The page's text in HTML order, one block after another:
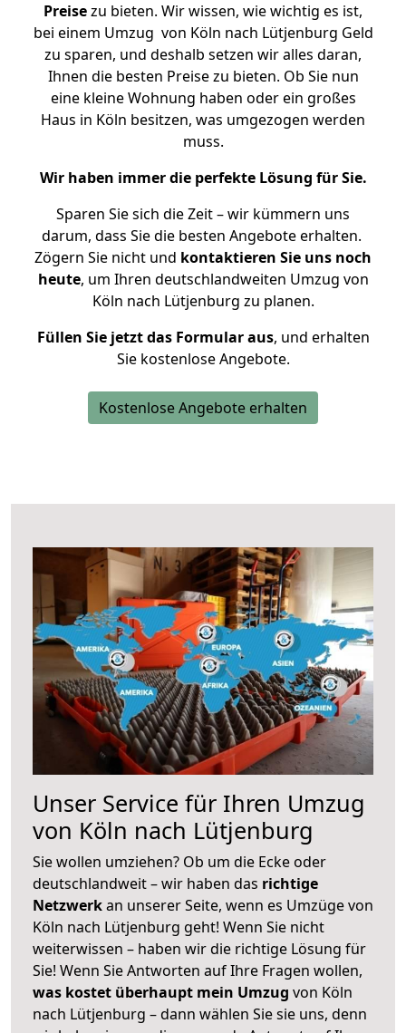
Preisezu bieten. Wir wissen, wie wichtig es ist,
bei einem Umzug von Köln nach Lütjenburg Geld
zu sparen, und deshalb setzen wir alles daran,
Ihnen die besten Preise zu bieten. Ob Sie nun
eine kleine Wohnung haben oder ein großes
Haus in Köln besitzen, was umgezogen werden
muss.
Wir haben immer die perfekte Lösung für Sie.
Sparen Sie sich die Zeit – wir kümmern uns
darum, dass Sie die besten Angebote erhalten.
Zögern Sie nicht und kontaktieren Sie uns noch
heute, um Ihren deutschlandweiten Umzug von
Köln nach Lütjenburg zu planen.
Füllen Sie jetzt das Formular aus, und erhalten
Sie kostenlose Angebote.
Kostenlose Angebote erhalten
Unser Service für Ihren Umzug
von Köln nach Lütjenburg
Sie wollen umziehen? Ob um die Ecke oder
deutschlandweit – wir haben das richtige
Netzwerkan unserer Seite, wenn es Umzüge von
Köln nach Lütjenburg geht! Wenn Sie nicht
weiterwissen – haben wir die richtige Lösung für
Sie! Wenn Sie Antworten auf Ihre Fragen wollen,
was kostet überhaupt mein Umzug von Köln
nach Lütjenburg – dann wählen Sie sie uns, denn